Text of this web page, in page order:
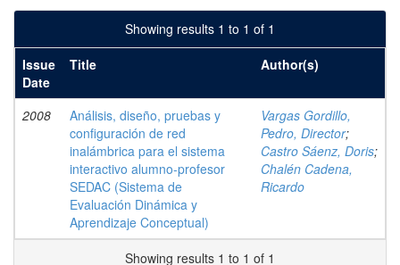
Showing results 1 to 1 of 1
Issue
Date
Title Author(s)
2008
Análisis, diseño, pruebas y
configuración de red
inalámbrica para el sistema
interactivo alumno-profesor
SEDAC (Sistema de
Evaluación Dinámica y
Aprendizaje Conceptual)
Vargas Gordillo,
Pedro, Director;
Castro Sáenz, Doris;
Chalén Cadena,
Ricardo
Showing results 1 to 1 of 1